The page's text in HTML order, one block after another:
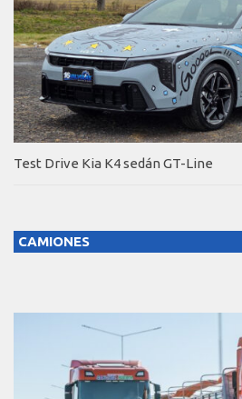
Test Drive Kia K4 sedán GT-Line
CAMIONES